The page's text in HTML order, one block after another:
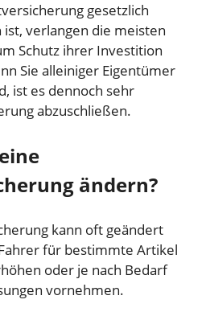
gesetzlich
verlangen die meisten
Schutz ihrer Investition
Sie alleiniger Eigentümer
ist es dennoch sehr
abzuschließen.
ändern?
kann oft geändert
für bestimmte Artikel
oder je nach Bedarf
vornehmen.